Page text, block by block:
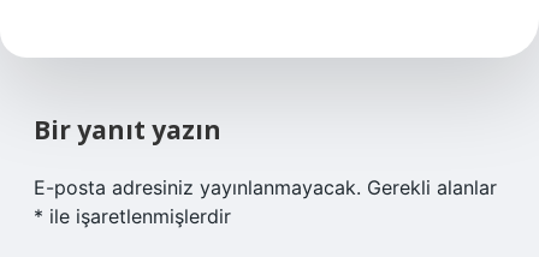
Bir yanıt yazın
E-posta adresiniz yayınlanmayacak. Gerekli alanlar
* ile işaretlenmişlerdir